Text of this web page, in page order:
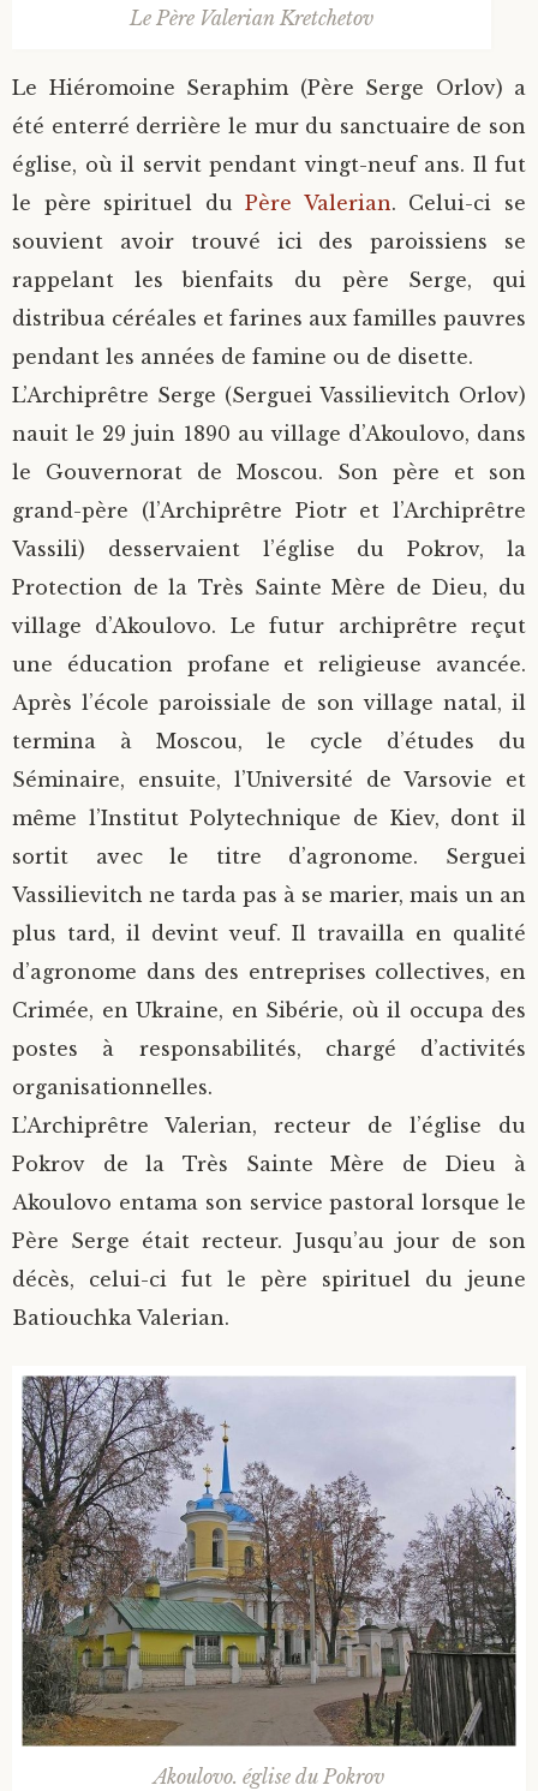
Le Père Valerian Kretchetov
Le Hiéromoine Seraphim (Père Serge Orlov) a
été enterré derrière le mur du sanctuaire de son
église, où il servit pendant vingt-neuf ans. Il fut
le père spirituel duPère Valerian. Celui-ci se
souvient avoir trouvé ici des paroissiens se
rappelant les bienfaits du père Serge, qui
distribua céréales et farines aux familles pauvres
pendant les années de famine ou de disette.
L’Archiprêtre Serge (Serguei Vassilievitch Orlov)
nauit le 29 juin 1890 au village d’Akoulovo, dans
le Gouvernorat de Moscou. Son père et son
grand-père (l’Archiprêtre Piotr et l’Archiprêtre
Vassili) desservaient l’église du Pokrov, la
Protection de la Très Sainte Mère de Dieu, du
village d’Akoulovo. Le futur archiprêtre reçut
une éducation profane et religieuse avancée.
Après l’école paroissiale de son village natal, il
termina à Moscou, le cycle d’études du
Séminaire, ensuite, l’Université de Varsovie et
même l’Institut Polytechnique de Kiev, dont il
sortit avec le titre d’agronome. Serguei
Vassilievitch ne tarda pas à se marier, mais un an
plus tard, il devint veuf. Il travailla en qualité
d’agronome dans des entreprises collectives, en
Crimée, en Ukraine, en Sibérie, où il occupa des
postes à responsabilités, chargé d’activités
organisationnelles.
L’Archiprêtre Valerian, recteur de l’église du
Pokrov de la Très Sainte Mère de Dieu à
Akoulovo entama son service pastoral lorsque le
Père Serge était recteur. Jusqu’au jour de son
décès, celui-ci fut le père spirituel du jeune
Batiouchka Valerian.
Akoulovo. église du Pokrov